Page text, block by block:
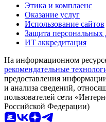
Этика и комплаенс
Оказание услуг
Использование сайтов
Защита персональных
ИТ аккредитация
На информационном
рекомендательные
предоставления
и анализа сведений,
пользователей сети
Российской Федерации)